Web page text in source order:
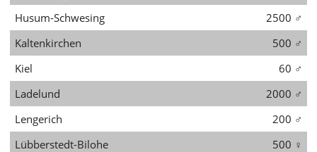
Husum-Schwesing
2500 ♂
Kaltenkirchen
500 ♂
Kiel
60 ♂
Ladelund
2000 ♂
Lengerich
200 ♂
Lübberstedt-Bilohe
500 ♀